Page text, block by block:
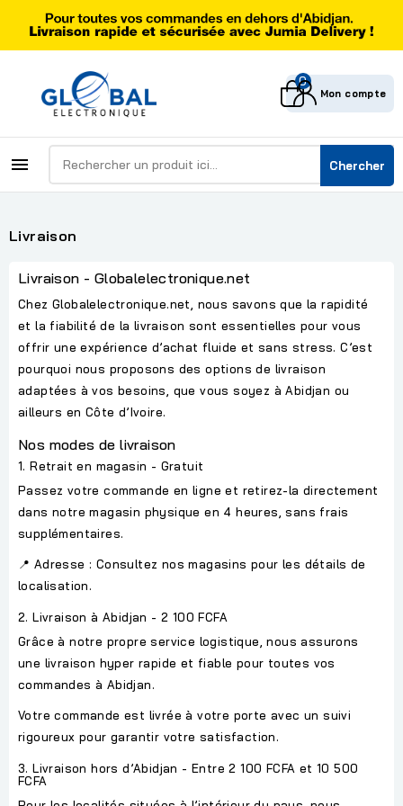
0
Mon compte
 Chercher
Livraison
Livraison - Globalelectronique.net
Chez Globalelectronique.net, nous savons que la rapidité
et la fiabilité de la livraison sont essentielles pour vous
offrir une expérience d’achat fluide et sans stress. C’est
pourquoi nous proposons des options de livraison
adaptées à vos besoins, que vous soyez à Abidjan ou
ailleurs en Côte d’Ivoire.
Nos modes de livraison
1. Retrait en magasin - Gratuit
Passez votre commande en ligne et retirez-la directement
dans notre magasin physique en 4 heures, sans frais
supplémentaires.
📍 Adresse : Consultez nos magasins pour les détails de
localisation.
2. Livraison à Abidjan - 2 100 FCFA
Grâce à notre propre service logistique, nous assurons
une livraison hyper rapide et fiable pour toutes vos
commandes à Abidjan.
Votre commande est livrée à votre porte avec un suivi
rigoureux pour garantir votre satisfaction.
3. Livraison hors d’Abidjan - Entre 2 100 FCFA et 10 500
FCFA